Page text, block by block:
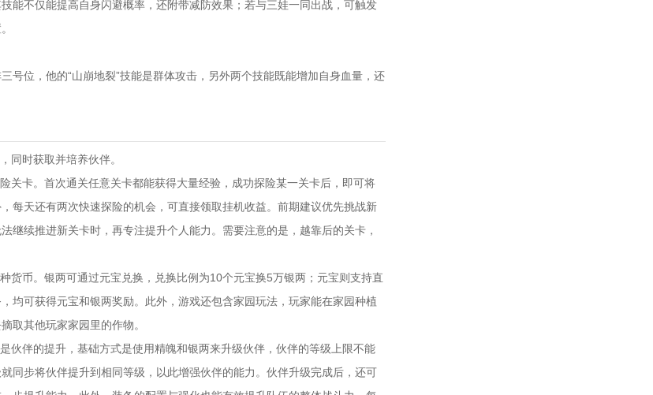
能不仅能提高自身闪避概率，还附带减防效果；若与三娃一同出战，可触发
号位，他的“山崩地裂”技能是群体攻击，另外两个技能既能增加自身血量，还
同时获取并培养伙伴。
关卡。首次通关任意关卡都能获得大量经验，成功探险某一关卡后，即可将
每天还有两次快速探险的机会，可直接领取挂机收益。前期建议优先挑战新
继续推进新关卡时，再专注提升个人能力。需要注意的是，越靠后的关卡，
货币。银两可通过元宝兑换，兑换比例为10个元宝换5万银两；元宝则支持直
均可获得元宝和银两奖励。此外，游戏还包含家园玩法，玩家能在家园种植
取其他玩家家园里的作物。
伙伴的提升，基础方式是使用精魄和银两来升级伙伴，伙伴的等级上限不能
同步将伙伴提升到相同等级，以此增强伙伴的能力。伙伴升级完成后，还可